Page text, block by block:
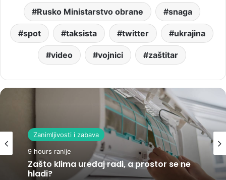
Rusko Ministarstvo obrane snaga
spot taksista twitter ukrajina
video vojnici zaštitar
Zanimljivosti i zabava
9 hours ranije
Zašto klima uređaj radi, a prostor se ne
hladi?